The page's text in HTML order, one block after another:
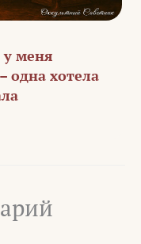
у меня
одна хотела